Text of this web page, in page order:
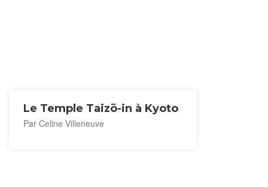
Le Temple Taizō-in à Kyoto
Par Celine Villeneuve